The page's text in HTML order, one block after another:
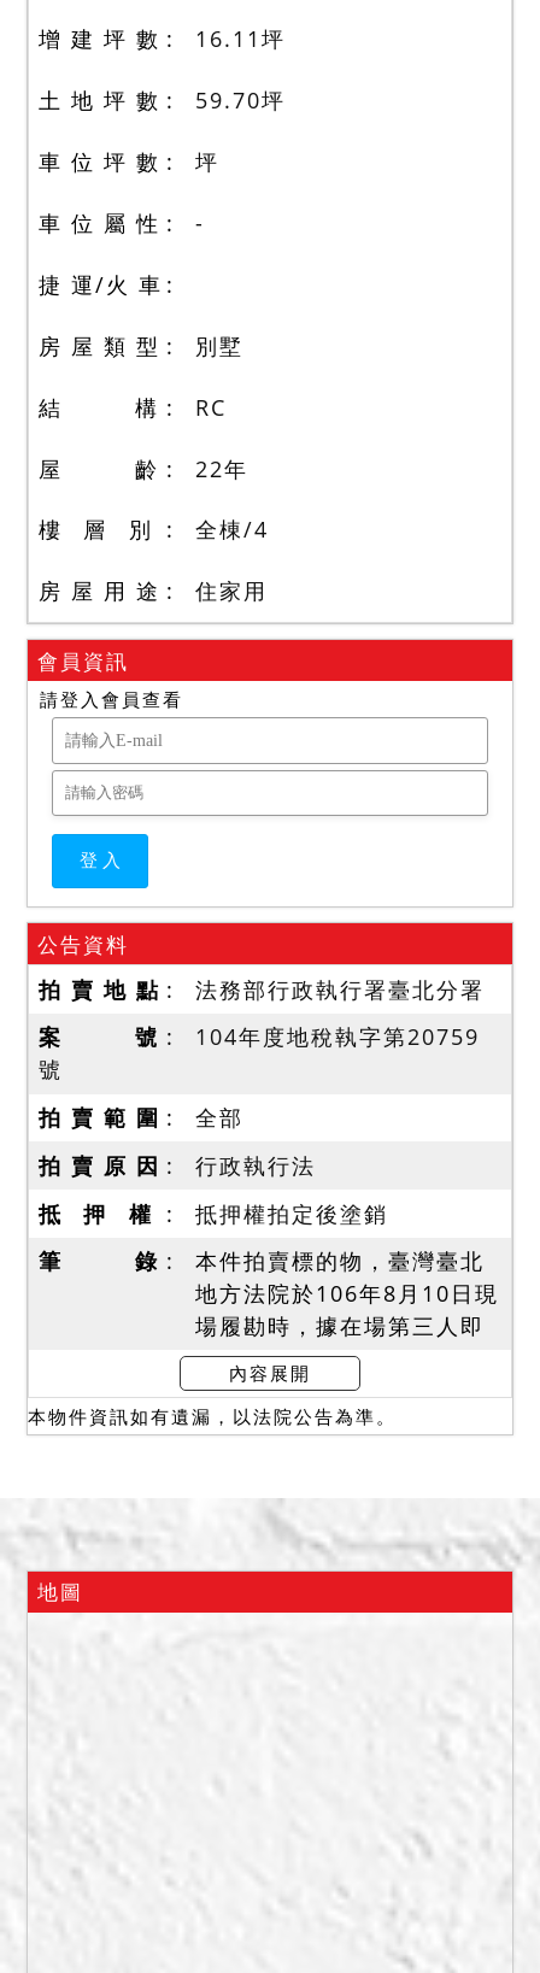
增 建 坪 數 16.11 坪
土 地 坪 數 59.70坪
車 位 坪 數 坪
車 位 屬 性 -
捷 運/火 車
房 屋 類 型 別墅
結 構 RC
屋 齡 22年
樓 層 別 全棟/4
房 屋 用 途 住家用
會員資訊
請登入會員查看
公告資料
拍 賣 地 點
法務部行政執行署臺北分署
案 號
104年度地稅執字第20759
號
拍 賣 範 圍
全部
拍 賣 原 因
行政執行法
抵 押 權
抵押權拍定後塗銷
筆 錄
本件拍賣標的物，臺灣臺北
地方法院於106年8月10日現
場履勘時，據在場第三人即
承租人陳政偉、張樹人陳
稱，建物隔成七間分租，一
樓及四樓目前已無人居住，
104年3月31日止，目前為不
定期限租賃；三樓c-2目前由
月1日起至9月30日止；二樓
105年、106年止，租約已過
9月30日止，目前為不定期
臺灣臺北地方法院106年8月
內容展開
本物件資訊如有遺漏，以法院公告為準。
地圖